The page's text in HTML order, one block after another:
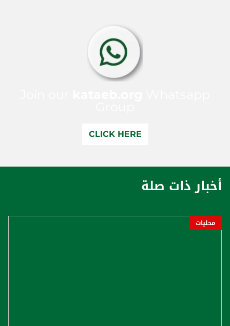
CLICK HERE
أخبار ذات صلة
محليات